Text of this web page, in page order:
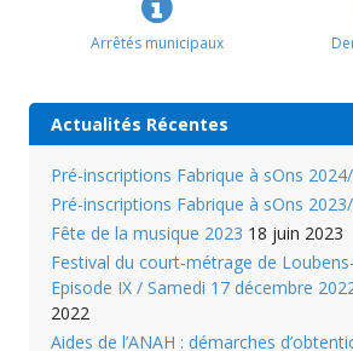
Arrêtés municipaux
Actualités Récentes
Pré-inscriptions Fabrique à sOns
Pré-inscriptions Fabrique à sOns
Fête de la musique 2023 18 juin 2023
Festival du court-métrage de
Episode IX / Samedi 17 décembre
2022
Aides de l’ANAH : démarches